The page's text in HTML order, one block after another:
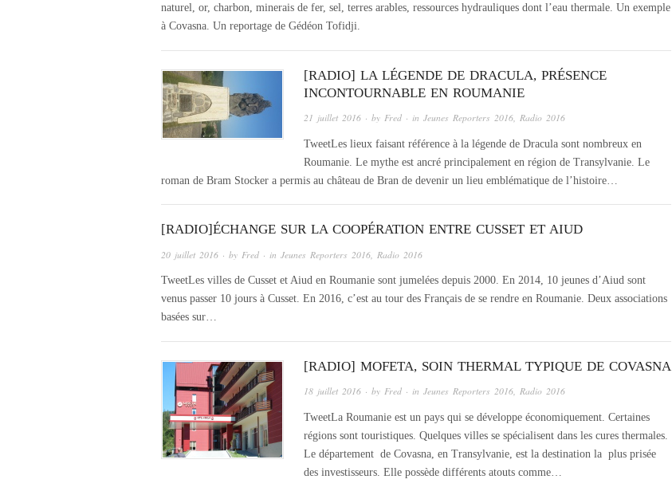
naturel, or, charbon, minerais de fer, sel, terres arables, ressources hydrauliques dont l’eau thermale. Un exemple
à Covasna. Un reportage de Gédéon Tofidji.
[RADIO] LA LÉGENDE DE DRACULA, PRÉSENCE
INCONTOURNABLE EN ROUMANIE
21 juillet 2016 · by Fred · in Jeunes Reporters 2016 Radio 2016
TweetLes lieux faisant référence à la légende de Dracula sont nombreux en
Roumanie. Le mythe est ancré principalement en région de Transylvanie. Le
roman de Bram Stocker a permis au château de Bran de devenir un lieu emblématique de l’histoire…
[RADIO]ÉCHANGE SUR LA COOPÉRATION ENTRE CUSSET ET AIUD
20 juillet 2016 · by Fred · in Jeunes Reporters 2016 Radio 2016
TweetLes villes de Cusset et Aiud en Roumanie sont jumelées depuis 2000. En 2014, 10 jeunes d’Aiud sont
venus passer 10 jours à Cusset. En 2016, c’est au tour des Français de se rendre en Roumanie. Deux associations
basées sur…
[RADIO] MOFETA, SOIN THERMAL TYPIQUE DE COVASNA
18 juillet 2016 · by Fred · in Jeunes Reporters 2016, Radio 2016
TweetLa Roumanie est un pays qui se développe économiquement. Certaines
régions sont touristiques. Quelques villes se spécialisent dans les cures thermales.
Le département de Covasna, en Transylvanie, est la destination la plus prisée
des investisseurs. Elle possède différents atouts comme…